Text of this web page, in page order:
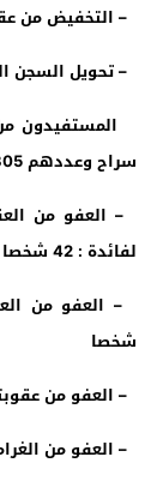
– التخفيض من
– تحويل السجن
المستفيدون
سراح وعددهم 305 شخصا موزعين كالتالي :
– العفو من
لفائدة : 42 شخصا
شخصا
– العفو من عقوبتي
– العفو من الغرامة